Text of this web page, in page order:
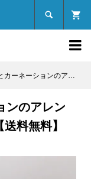


レンジメント〈ピンク〉（H63）【送料無料】
ンのアレン
料無料】